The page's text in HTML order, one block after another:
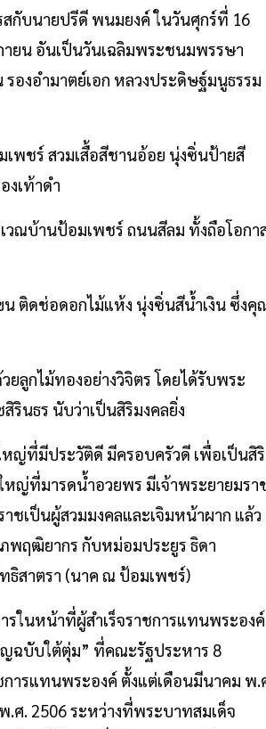
กับนายปรีดี พนมยงค์ ในวันศุกร์ที่ 16
ยน อันเป็นวันเฉลิมพระชนมพรรษา
องอำมาตย์เอก หลวงประดิษฐ์มนูธรรม
พชร์ สวมเสื้อสีชานอ้อย นุ่งซิ่นป้ายสี
งเท้าดำ
ณบ้านป้อมเพชร์ ถนนสีลม ทั้งถือโอกา
น ติดช่อดอกไม้แห้ง นุ่งซิ่นสีน้ำเงิน ซึ่งคุ
ลูกไม้ทองอย่างวิจิตร โดยได้รับพระ
รินธร นับว่าเป็นสิริมงคลยิ่ง
ญ่ที่มีประวัติดี มีครอบครัวดี เพื่อเป็นสิริ
หญ่ที่มารดน้ำอวยพร มีเจ้าพระยายมรา
เป็นผู้สวมมงคลและเจิมหน้าผาก แล้ว
พฤฒิยากร กับหม่อมประยูร ธิดา
ธิสาตรา (นาค ณ ป้อมเพชร์)
ในหน้าที่ผู้สำเร็จราชการแทนพระองค์
ญฉบับใต้ตุ่ม” ที่คณะรัฐประหาร 8
การแทนพระองค์ ตั้งแต่เดือนมีนาคม พ.
ศ. 2506 ระหว่างที่พระบาทสมเด็จ